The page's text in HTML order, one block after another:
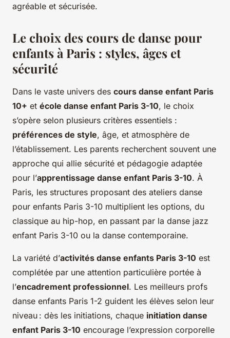
agréable et sécurisée.
Le choix des cours de danse pour
enfants à Paris : styles, âges et
sécurité
Dans le vaste univers des cours danse enfant Paris
10+ et école danse enfant Paris 3-10, le choix
s’opère selon plusieurs critères essentiels :
préférences de style, âge, et atmosphère de
l’établissement. Les parents recherchent souvent une
approche qui allie sécurité et pédagogie adaptée
pour l’apprentissage danse enfant Paris 3-10. À
Paris, les structures proposant des ateliers danse
pour enfants Paris 3-10 multiplient les options, du
classique au hip-hop, en passant par la danse jazz
enfant Paris 3-10 ou la danse contemporaine.
La variété d’activités danse enfants Paris 3-10 est
complétée par une attention particulière portée à
l’encadrement professionnel. Les meilleurs profs
danse enfants Paris 1-2 guident les élèves selon leur
niveau : dès les initiations, chaque initiation danse
enfant Paris 3-10 encourage l’expression corporelle